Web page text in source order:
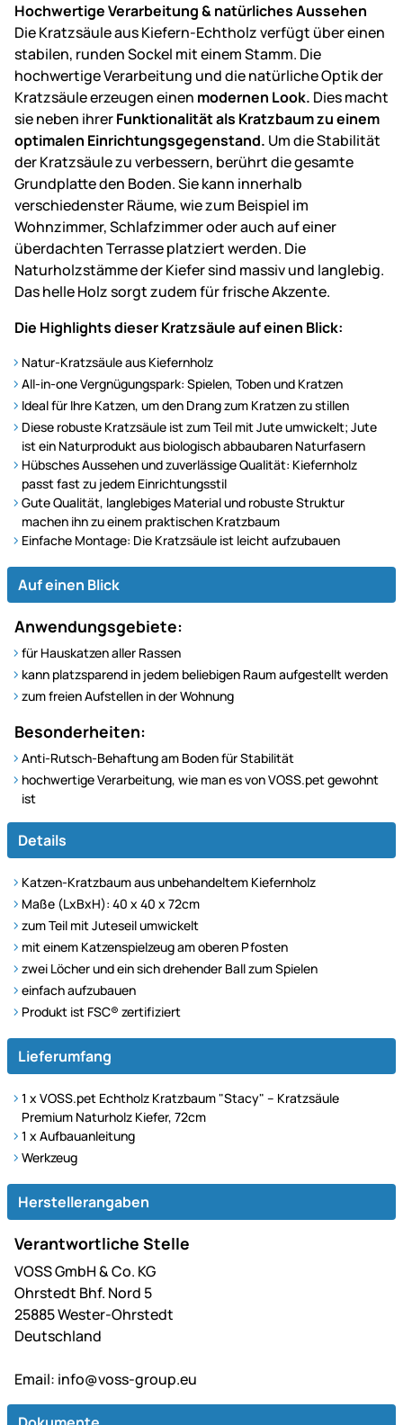
Hochwertige Verarbeitung & natürliches Aussehen
Die Kratzsäule aus Kiefern-Echtholz verfügt über einen
stabilen, runden Sockel mit einem Stamm. Die
hochwertige Verarbeitung und die natürliche Optik der
Kratzsäule erzeugen einen modernen Look. Dies macht
sie neben ihrerFunktionalität als Kratzbaum zu einem
optimalen Einrichtungsgegenstand. Um die Stabilität
der Kratzsäule zu verbessern, berührt die gesamte
Grundplatte den Boden. Sie kann innerhalb
verschiedenster Räume, wie zum Beispiel im
Wohnzimmer, Schlafzimmer oder auch auf einer
überdachten Terrasse platziert werden. Die
Naturholzstämme der Kiefer sind massiv und langlebig.
Das helle Holz sorgt zudem für frische Akzente.
Die Highlights dieser Kratzsäule auf einen Blick:
Natur-Kratzsäule aus Kiefernholz
All-in-one Vergnügungspark: Spielen, Toben und Kratzen
Ideal für Ihre Katzen, um den Drang zum Kratzen zu stillen
Diese robuste Kratzsäule ist zum Teil mit Jute umwickelt; Jute
ist ein Naturprodukt aus biologisch abbaubaren Naturfasern
Hübsches Aussehen und zuverlässige Qualität: Kiefernholz
passt fast zu jedem Einrichtungsstil
Gute Qualität, langlebiges Material und robuste Struktur
machen ihn zu einem praktischen Kratzbaum
Einfache Montage: Die Kratzsäule ist leicht aufzubauen
Auf einen Blick
Anwendungsgebiete:
für Hauskatzen aller Rassen
kann platzsparend in jedem beliebigen Raum aufgestellt werden
zum freien Aufstellen in der Wohnung
Besonderheiten:
Anti-Rutsch-Behaftung am Boden für Stabilität
hochwertige Verarbeitung, wie man es von VOSS.pet gewohnt
ist
Details
Katzen-Kratzbaum aus unbehandeltem Kiefernholz
Maße (LxBxH): 40 x 40 x 72cm
zum Teil mit Juteseil umwickelt
mit einem Katzenspielzeug am oberen Pfosten
zwei Löcher und ein sich drehender Ball zum Spielen
einfach aufzubauen
Produkt ist FSC® zertifiziert
Lieferumfang
1 x VOSS.pet Echtholz Kratzbaum "Stacy" – Kratzsäule
Premium Naturholz Kiefer, 72cm
1 x Aufbauanleitung
Werkzeug
Herstellerangaben
Verantwortliche Stelle
VOSS GmbH & Co. KG
Ohrstedt Bhf. Nord 5
25885 Wester-Ohrstedt
Deutschland
Email: info@voss-group.eu